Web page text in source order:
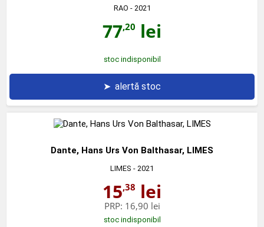
RAO - 2021
77,20 lei
stoc indisponibil
➤ alertă stoc
Dante, Hans Urs Von Balthasar, LIMES
LIMES - 2021
15,38 lei
PRP: 16,90 lei
stoc indisponibil